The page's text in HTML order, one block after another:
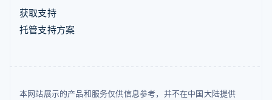
获取支持
托管支持方案
本网站展示的产品和服务仅供信息参考，并不在中国大陆提供